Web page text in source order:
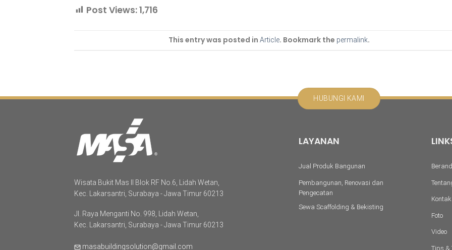
Post Views:1,716
This entry was posted in Article. Bookmark the permalink.
Wisata Bukit Mas II Blok RF No.6, Lidah Wetan,
Kec. Lakarsantri, Surabaya - Jawa Timur 60213
Jl. Raya Menganti No. 998, Lidah Wetan,
Kec. Lakarsantri, Surabaya - Jawa Timur 60213
masabuildingsolution@gmail.com
LAYANAN
Jual Produk Bangunan
Pembangunan, Renovasi dan
Pengecatan
Sewa Scaffolding & Bekisting
Kontak
Foto
Video
Tips &
HUBUNGI KAMI